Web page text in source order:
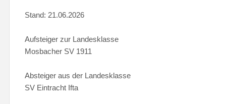
Stand: 21.06.2026
Aufsteiger zur Landesklasse
Mosbacher SV 1911
Absteiger aus der Landesklasse
SV Eintracht Ifta